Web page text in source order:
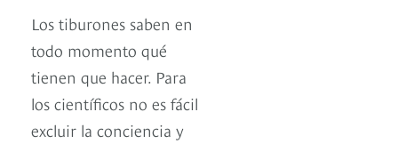
Los tiburones saben en
todo momento qué
tienen que hacer. Para
los científicos no es fácil
excluir la conciencia y